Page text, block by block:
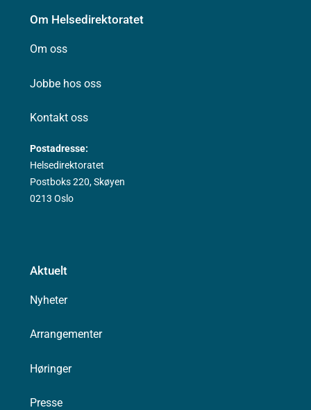
Om Helsedirektoratet
Om oss
Jobbe hos oss
Kontakt oss
Postadresse:
Helsedirektoratet
Postboks 220, Skøyen
0213 Oslo
Aktuelt
Nyheter
Arrangementer
Høringer
Presse